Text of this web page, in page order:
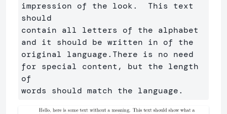
impression of the look.  This text
should
contain all letters of the alphabet
and it should be written in of the
original language.There is no need
for special content, but the length
of